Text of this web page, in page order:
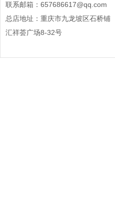
联系邮箱：657686617@qq.com
总店地址：重庆市九龙坡区石桥铺
汇祥荟广场8-32号